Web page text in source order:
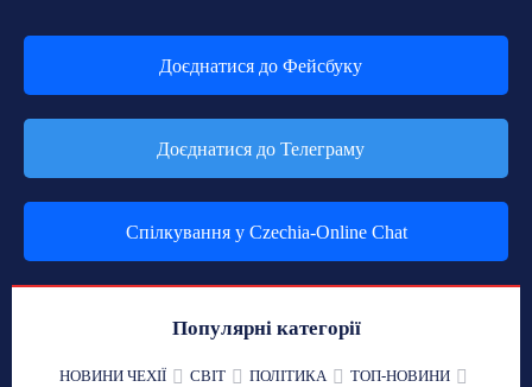
Доєднатися до Фейсбуку
Доєднатися до Телеграму
Спілкування у Czechia-Online Chat
Популярні категорії
НОВИНИ ЧЕХІЇ СВІТ ПОЛІТИКА
ТОП-НОВИНИ